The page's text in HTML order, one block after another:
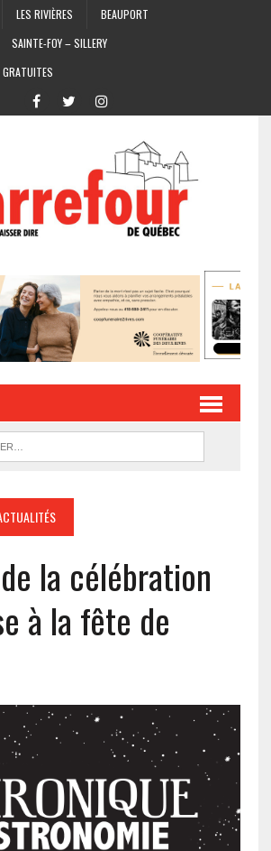
LES RIVIÈRES
BEAUPORT
SAINTE-FOY – SILLERY
la célébration
à la fête de